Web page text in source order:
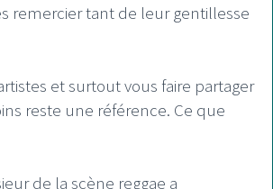
remercier tant de leur gentillesse
et surtout vous faire partager
reste une référence. Ce que
de la scène reggae a